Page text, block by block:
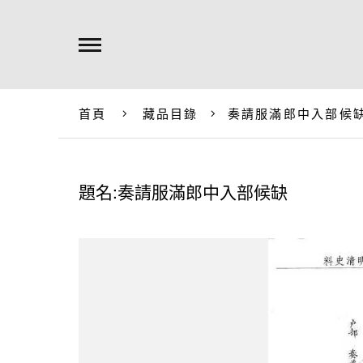
首頁 藏品目錄 奏請服滿郎中入部候
題名:奏請服滿郎中入部候缺